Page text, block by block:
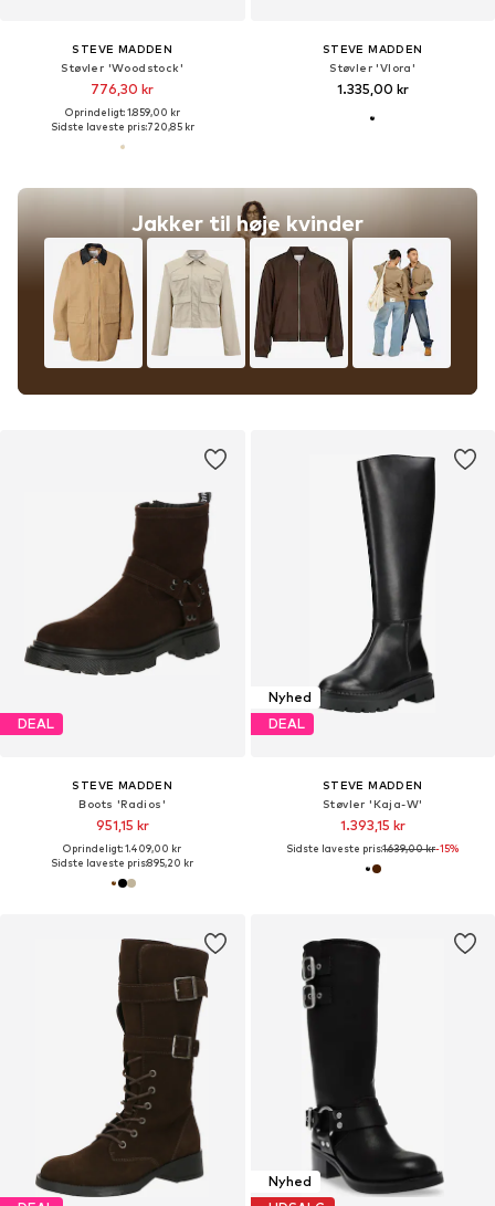
STEVE MADDEN
Støvler 'Woodstock'
776,30 kr
Oprindeligt: 1.859,00 kr
Sidste laveste pris:720,85 kr
Jakker til høje kvinder
STEVE MADDEN
Støvler 'Vlora'
1.335,00 kr
DEAL
STEVE MADDEN
Boots 'Radios'
951,15 kr
Oprindeligt: 1.409,00 kr
Sidste laveste pris:895,20 kr
Nyhed
DEAL
STEVE MADDEN
Støvler 'Kaja-W'
1.393,15 kr
Sidste laveste pris:1.639,00 kr-15%
Nyhed